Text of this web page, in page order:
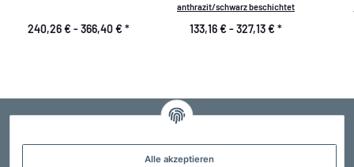
Alle akzeptieren
240,26 € -366,40 € *
anthrazit/schwarz beschichtet
133,16 € -327,13 € *